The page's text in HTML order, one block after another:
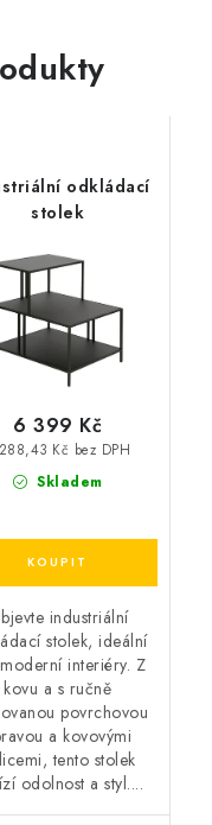
odkládací
stolek
Skladem
Kč bez DPH
6 399 Kč
industriální
stolek, ideální
interiéry. Z
kovu a s ručně
povrchovou
a kovovými
tento stolek
odolnost a styl....